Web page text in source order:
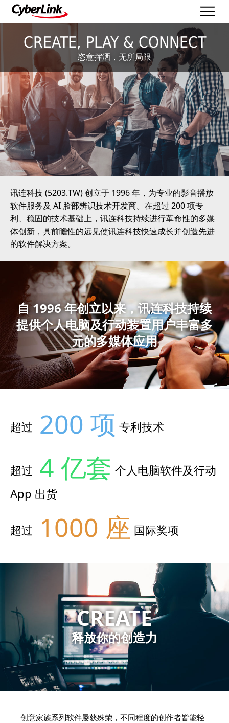
CREATE, PLAY & CONNECT
恣意挥洒，无所局限
讯连科技 (5203.TW) 创立于 1996 年，为专业的影音播放
软件服务及 AI 脸部辨识技术开发商。在超过 200 项专
利、稳固的技术基础上，讯连科技持续进行革命性的多媒
体创新，具前瞻性的远见使讯连科技快速成长并创造先进
的软件解决方案。
自 1996 年创立以来，讯连科技持续
提供个人电脑及行动装置用户丰富多
元的多媒体应用
超过 200 项 专利技术
超过 4 亿套
App 出货
超过 1000 座 国际奖项
CREATE
释放你的创造力
创意家族系列软件屡获殊荣，不同程度的创作者皆能轻